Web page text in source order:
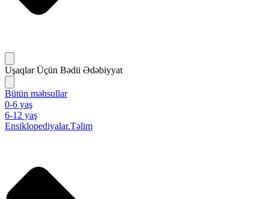
Uşaqlar Üçün Bədii Ədəbiyyat
Bütün məhsullar
0-6 yaş
6-12 yaş
Ensiklopediyalar.Təlim